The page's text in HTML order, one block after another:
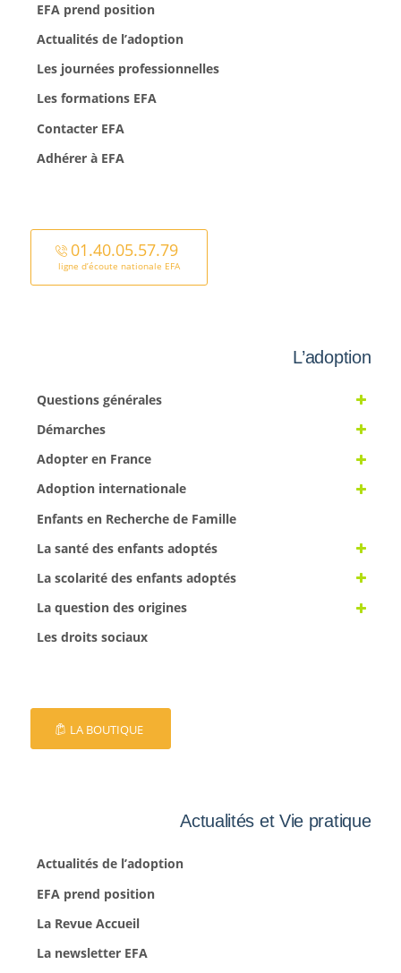
EFA prend position
Actualités de l’adoption
Les journées professionnelles
Les formations EFA
Contacter EFA
Adhérer à EFA
01.40.05.57.79
ligne d’écoute nationale EFA
L’adoption
Questions générales
Démarches
Adopter en France
Adoption internationale
Enfants en Recherche de Famille
La santé des enfants adoptés
La scolarité des enfants adoptés
La question des origines
Les droits sociaux
LA BOUTIQUE
Actualités et Vie pratique
Actualités de l’adoption
EFA prend position
La Revue Accueil
La newsletter EFA